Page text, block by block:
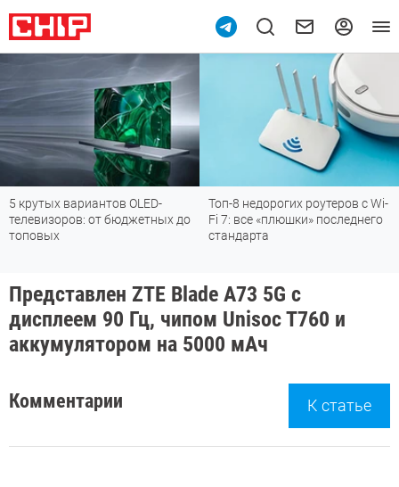
5 крутых вариантов OLED-
телевизоров: от бюджетных до
топовых
Топ-8 недорогих роутеров с Wi-
Fi 7: все «плюшки» последнего
стандарта
Представлен ZTE Blade A73 5G с
дисплеем 90 Гц, чипом Unisoc T760 и
аккумулятором на 5000 мАч
Комментарии К статье